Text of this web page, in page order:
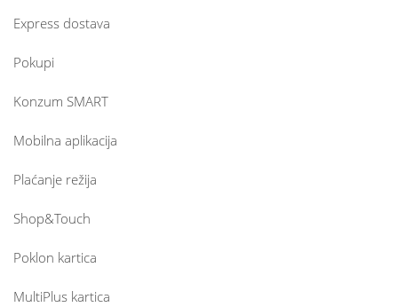
Express dostava
Pokupi
Konzum SMART
Mobilna aplikacija
Plaćanje režija
Shop&Touch
Poklon kartica
MultiPlus kartica